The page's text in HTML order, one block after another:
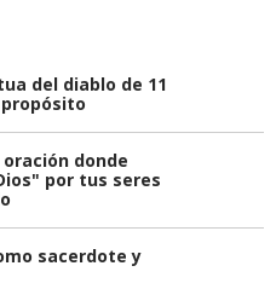
del diablo de 11
donde
por tus seres
sacerdote y